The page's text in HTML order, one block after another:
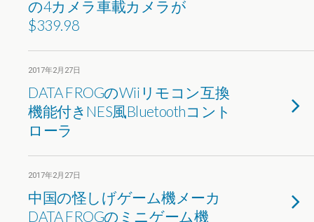
の4カメラ車載カメラが
$339.98
2017年2月27日
DATA FROGのWiiリモコン互換
機能付きNES風Bluetoothコント
ローラ
2017年2月27日
中国の怪しげゲーム機メーカ
DATA FROGのミニゲーム機